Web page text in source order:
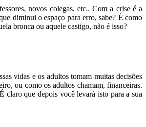
novos colegas, etc.. Com a crise é a
diminui o espaço para erro, sabe? É como
bronca ou aquele castigo, não é isso?
vidas e os adultos tomam muitas decisões
ou como os adultos chamam, financeiras.
claro que depois você levará isto para a sua